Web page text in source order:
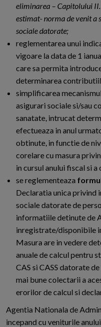
eliminarea – Capitolului
estimat- norma de venit a
sociale datorate;
reglementarea unui
vigoare la data de 1
care sa permita
determinarea
simplificarea
asigurari sociale si/sau
sanatate, intrucat
efectueaza in anul
obtinute, in functie de
corelare cu masura
in cursul anului fiscal si
se reglementeaza
Declaratia unica privind
sociale datorate de
informatiile detinute de
inregistrate/disponibile
Masura are in vedere
anuale de calcul pentru
CAS si CASS datorate
mai bune colectarii a
erorilor de calcul si
Agentia Nationala de
incepand cu veniturile